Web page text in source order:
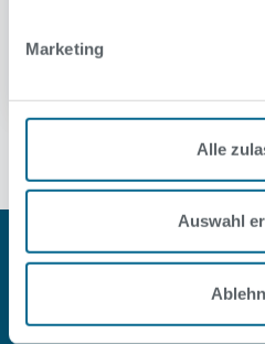
Marketing
Alle
Auswahl
Weiterlesen